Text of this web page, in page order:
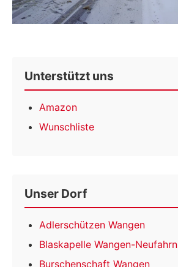
Unterstützt uns
Amazon
Wunschliste
Unser Dorf
Adlerschützen Wangen
Blaskapelle Wangen-Neufahrn
Burschenschaft Wangen